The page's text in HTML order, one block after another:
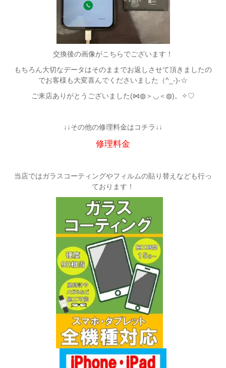
交換後の画像がこちらでございます！
もちろん大切なデータはそのままでお返しさせて頂きましたの
でお客様も大変喜んでくださいました（^_-)-☆
ご来店ありがとうございました(⋈◍＞◡＜◍)。✧♡
↓↓その他の修理料金はコチラ↓↓
修理料金
当店ではガラスコーティングやフィルムの貼り替えなども行っ
ております！